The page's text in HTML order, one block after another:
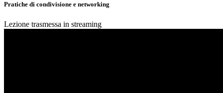
Pratiche di condivisione e networking
Lezione trasmessa in streaming